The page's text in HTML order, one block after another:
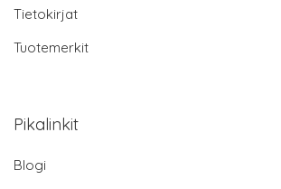
Tietokirjat
Tuotemerkit
Pikalinkit
Blogi